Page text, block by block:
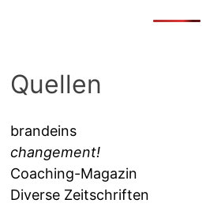
Quellen
brandeins
changement!
Coaching-Magazin
Diverse Zeitschriften